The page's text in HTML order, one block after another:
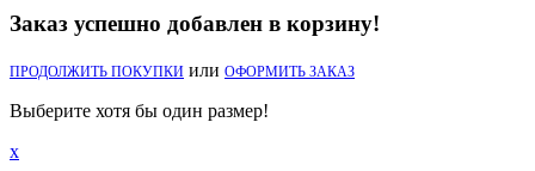
Заказ успешно добавлен в корзину!
ПРОДОЛЖИТЬ ПОКУПКИ или ОФОРМИТЬ ЗАКАЗ
Выберите хотя бы один размер!
x